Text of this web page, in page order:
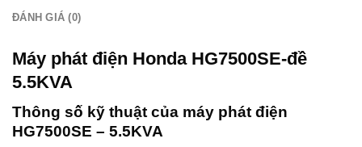
ĐÁNH GIÁ (0)
Máy phát điện Honda HG7500SE-đề
5.5KVA
Thông số kỹ thuật của máy phát điện
HG7500SE – 5.5KVA